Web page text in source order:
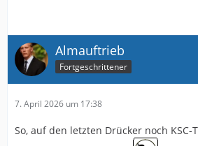
Almauftrieb
Fortgeschrittener
7. April 2026 um 17:38
So, auf den letzten Drücker noch KSC-